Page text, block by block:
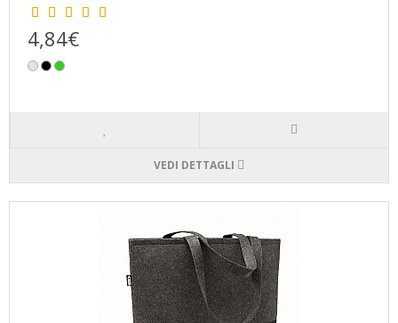
4,84€
VEDI DETTAGLI